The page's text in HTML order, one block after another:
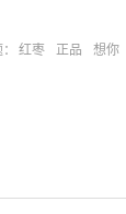
红枣 正品 想你